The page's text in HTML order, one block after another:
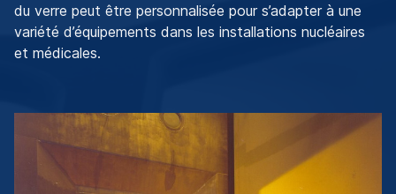
du verre peut être personnalisée pour s’adapter à une
variété d’équipements dans les installations nucléaires
et médicales.